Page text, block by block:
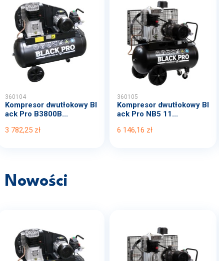
360104
Kompresor dwutłokowy Bl
ack Pro B3800B...
3 782,25 zł
360105
Kompresor dwutłokowy Bl
ack Pro NB5 11...
6 146,16 zł
Nowości